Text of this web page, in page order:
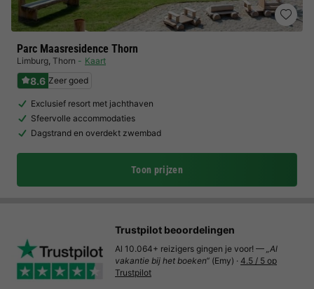
Parc Maasresidence Thorn
Limburg, Thorn Kaart
8.6 Zeer goed
Exclusief resort met jachthaven
Sfeervolle accommodaties
Dagstrand en overdekt zwembad
Toon prijzen
Trustpilot beoordelingen
Al 10.064+ reizigers gingen je voor! — „Al
vakantie bij het boeken“ (Emy) · 4.5 / 5 op
Trustpilot